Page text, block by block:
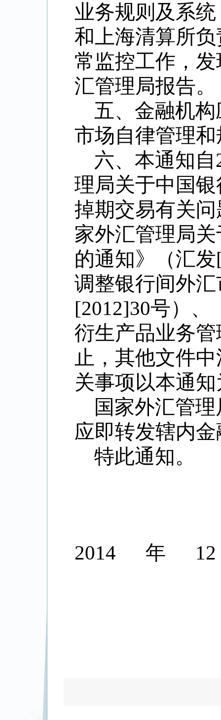
业务规则及系
和上海清算所
常监控工作，
汇管理局报告。
五、金融机
市场自律管理
六、本通知自
理局关于中国
掉期交易有关
家外汇管理局
的通知》（汇发
调整银行间外
[2012]30号）、
衍生产品业务
止，其他文件
关事项以本通
国家外汇管
应即转发辖内
特此通知。
2014 年 12